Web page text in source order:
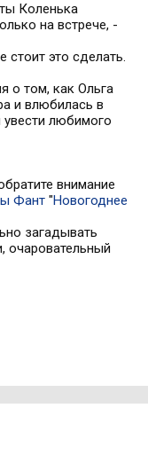
Коленька
на встрече, -
стоит это сделать.
о том, как Ольга
и влюбилась в
увести любимого
внимание
Фант "Новогоднее
загадывать
очаровательный